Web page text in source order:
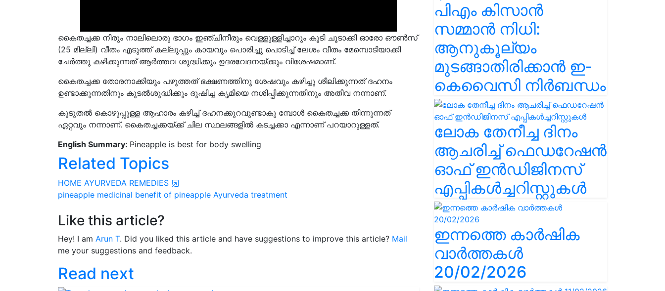
കൈതച്ചക്ക നീരും നാലിലൊരു ഭാഗം ഇഞ്ചിനീരും വെള്ളുള്ളിച്ചാറും കൂടി ചൂടാക്കി ഓരോ ഔൺസ്
(25 മില്ലി) വീതം എടുത്ത് കല്ലുപ്പും കായവും പൊരിച്ചു പൊടിച്ച് ലേശം വീതം മേമ്പൊടിയാക്കി
ചേർത്തു കഴിക്കുന്നത് ആർത്തവ ശുദ്ധിക്കും ഉദരവേദനയ്ക്കും വിശേഷമാണ്.
കൈതച്ചക്ക തോരനാക്കിയും പഴുത്തത് ഭക്ഷണത്തിനു ശേഷവും കഴിച്ചു ശീലിക്കുന്നത് ദഹനം
ഉണ്ടാക്കുന്നതിനും കുടൽശുദ്ധിക്കും ദുഷിച്ച കൃമിയെ നശിപ്പിക്കുന്നതിനും അതീവ നന്നാണ്.
കൂടുതൽ കൊഴുപ്പുള്ള ആഹാരം കഴിച്ച് ദഹനക്കുറവുണ്ടാകു മ്പോൾ കൈതച്ചക്ക തിന്നുന്നത്
ഏറ്റവും നന്നാണ്. കൈതച്ചക്കയ്ക്ക് ചില സ്ഥലങ്ങളിൽ കടച്ചക്കാ എന്നാണ് പറയാറുള്ളത്.
English Summary: Pineapple is best for body swelling
Related Topics
HOME AYURVEDA REMEDIES
pineapple medicinal benefit of pineapple Ayurveda treatment
Like this article?
Hey! I am Arun T. Did you liked this article and have suggestions to improve this article? Mail
me your suggestions and feedback.
Read next
പിഎം കിസാൻ
സമ്മാൻ നിധി:
ആനുകൂല്യം
മുടങ്ങാതിരിക്കാൻ ഇ-
കെവൈസി നിർബന്ധം
ലോക തേനീച്ച ദിനം
ആചരിച്ച് ഫെഡറേഷൻ
ഓഫ് ഇൻഡിജിനസ്
എപ്പികൾച്ചറിസ്റ്റുകൾ
ഇന്നത്തെ കാർഷിക
വാർത്തകൾ
20/02/2026